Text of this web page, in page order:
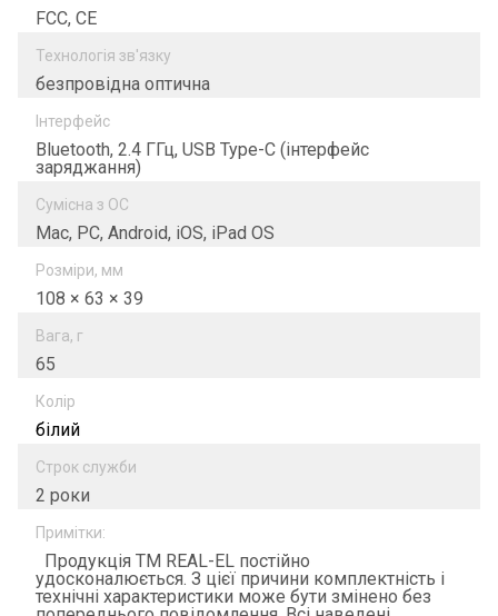
FCC, CE
Технологія зв'язку
безпровідна оптична
Інтерфейс
Bluetooth, 2.4 ГГц, USB Type-C (інтерфейс
заряджання)
Сумісна з ОС
Mac, PC, Android, iOS, iPad OS
Розміри, мм
108 × 63 × 39
Вага, г
65
Колір
білий
Строк служби
2 роки
Примітки:
Продукція ТМ REAL-EL постійно
удосконалюється. З цієї причини комплектність і
технічні характеристики може бути змінено без